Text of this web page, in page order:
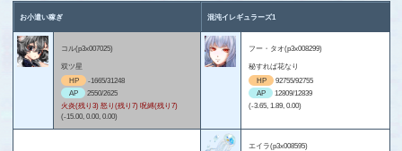
お小遣い稼ぎ 混沌イレギュラーズ1
コル(p3x007025)
双ツ星
HP
-1665/31248
AP
2550/2625
火炎(残り3) 怒り(残り7) 呪縛(残り7)
(-15.00, 0.00, 0.00)
フー・タオ(p3x008299)
秘すれば花なり
HP
92755/92755
AP
12809/12839
(-3.65, 1.89, 0.00)
エイラ(p3x008595)